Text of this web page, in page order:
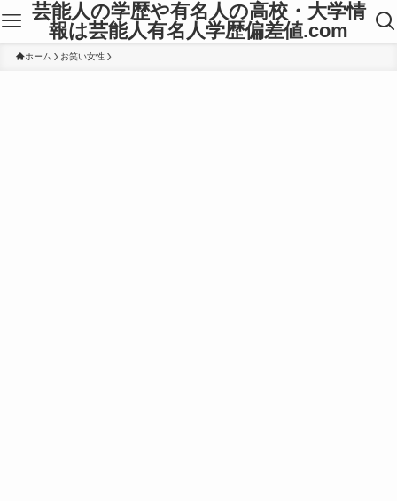
芸能人の学歴や有名人の高校・大学情
報は芸能人有名人学歴偏差値.com
ホーム お笑い女性